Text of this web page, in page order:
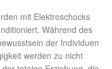
mit Elektroschocks
Während des
der Individuen
werden zu nicht